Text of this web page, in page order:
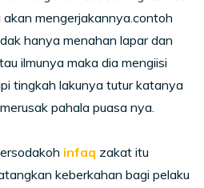
mengerjakannya.contoh
hanya menahan lapar dan
ilmunya maka dia mengiisi
tingkah lakunya tutur katanya
pahala puasa nya.
infaq zakat itu
keberkahan bagi pelaku